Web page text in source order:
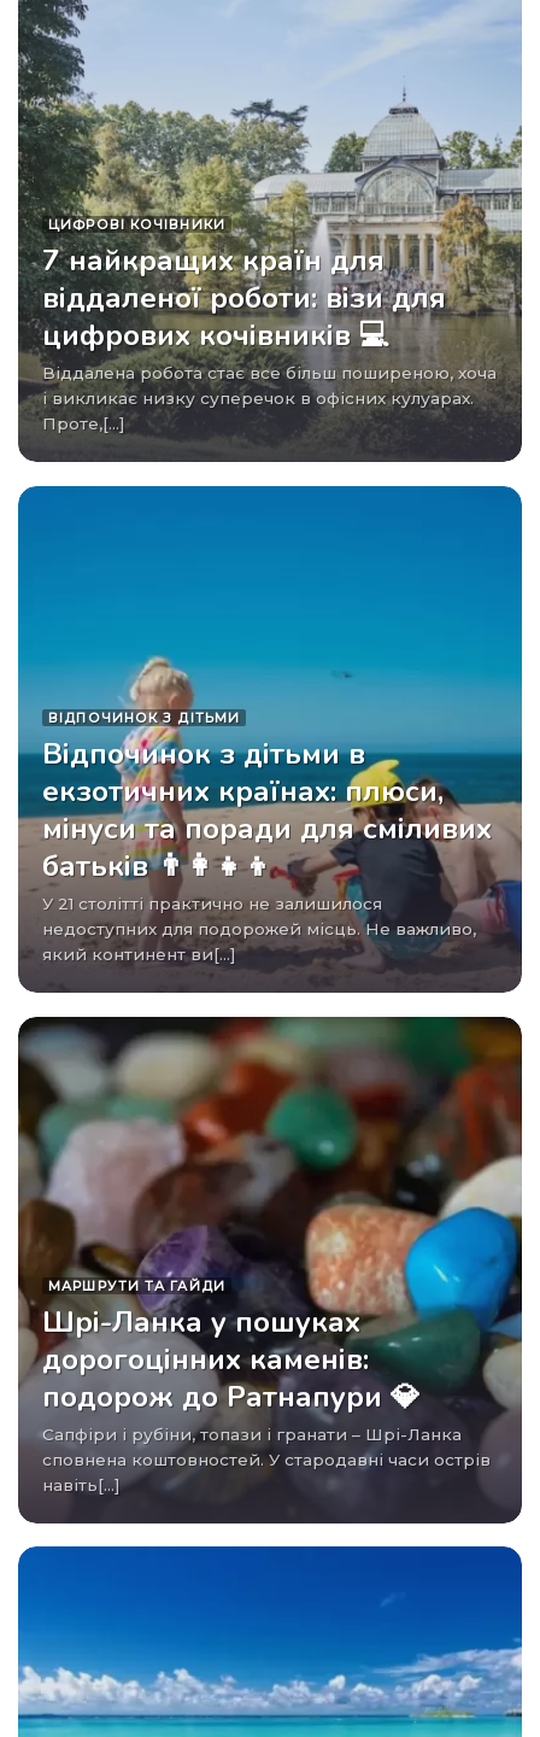
ЦИФРОВІ КОЧІВНИКИ
7 найкращих країн для
віддаленої роботи: візи для
цифрових кочівників 💻
Віддалена робота стає все більш поширеною, хоча
і викликає низку суперечок в офісних кулуарах.
Проте,[...]
ВІДПОЧИНОК З ДІТЬМИ
Відпочинок з дітьми в
екзотичних країнах: плюси,
мінуси та поради для сміливих
батьків 👨‍👩‍👧‍👦
У 21 столітті практично не залишилося
недоступних для подорожей місць. Не важливо,
який континент ви[...]
МАРШРУТИ ТА ГАЙДИ
Шрі-Ланка у пошуках
дорогоцінних каменів:
подорож до Ратнапури 💎
Сапфіри і рубіни, топази і гранати – Шрі-Ланка
сповнена коштовностей. У стародавні часи острів
навіть[...]